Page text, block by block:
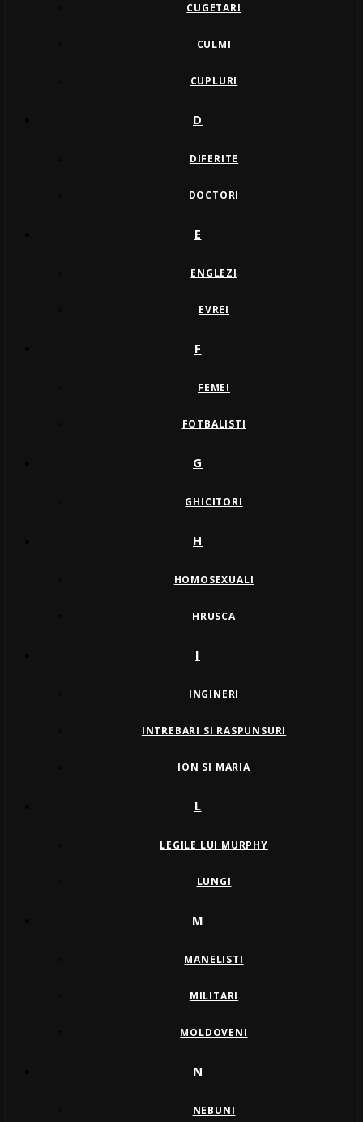
CUGETARI
CULMI
CUPLURI
D
DIFERITE
DOCTORI
E
ENGLEZI
EVREI
F
FEMEI
FOTBALISTI
G
GHICITORI
H
HOMOSEXUALI
HRUSCA
I
INGINERI
INTREBARI SI RASPUNSURI
ION SI MARIA
L
LEGILE LUI MURPHY
LUNGI
M
MANELISTI
MILITARI
MOLDOVENI
N
NEBUNI